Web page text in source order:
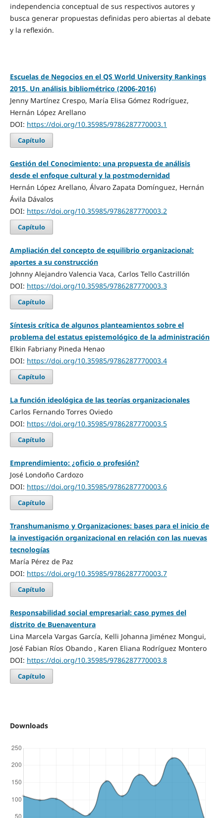
independencia conceptual de sus respectivos autores y
busca generar propuestas definidas pero abiertas al debate
y la reflexión.
Escuelas de Negocios en el QS World University Rankings
2015. Un análisis bibliométrico (2006-2016)
Jenny Martínez Crespo, María Elisa Gómez Rodríguez,
Hernán López Arellano
DOI: https://doi.org/10.35985/9786287770003.1
Capítulo
Gestión del Conocimiento: una propuesta de análisis
desde el enfoque cultural y la postmodernidad
Hernán López Arellano, Álvaro Zapata Domínguez, Hernán
Ávila Dávalos
DOI: https://doi.org/10.35985/9786287770003.2
Capítulo
Ampliación del concepto de equilibrio organizacional:
aportes a su construcción
Johnny Alejandro Valencia Vaca, Carlos Tello Castrillón
DOI: https://doi.org/10.35985/9786287770003.3
Capítulo
Síntesis crítica de algunos planteamientos sobre el
problema del estatus epistemológico de la administración
Elkin Fabriany Pineda Henao
DOI: https://doi.org/10.35985/9786287770003.4
Capítulo
La función ideológica de las teorías organizacionales
Carlos Fernando Torres Oviedo
DOI: https://doi.org/10.35985/9786287770003.5
Capítulo
Emprendimiento: ¿oficio o profesión?
José Londoño Cardozo
DOI: https://doi.org/10.35985/9786287770003.6
Capítulo
Transhumanismo y Organizaciones: bases para el inicio de
la investigación organizacional en relación con las nuevas
tecnologías
María Pérez de Paz
DOI: https://doi.org/10.35985/9786287770003.7
Capítulo
Responsabilidad social empresarial: caso pymes del
distrito de Buenaventura
Lina Marcela Vargas García, Kelli Johanna Jiménez Mongui,
José Fabian Ríos Obando , Karen Eliana Rodríguez Montero
DOI: https://doi.org/10.35985/9786287770003.8
Capítulo
Downloads